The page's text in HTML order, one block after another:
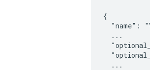
{
"name":
  ...
  ...